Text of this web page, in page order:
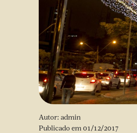
Autor: admin
Publicado em01/12/2017